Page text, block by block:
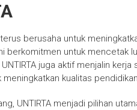
berusaha untuk
berkomitmen untuk mencetak
juga aktif menjalin
kualitas
UNTIRTA menjadi pilihan